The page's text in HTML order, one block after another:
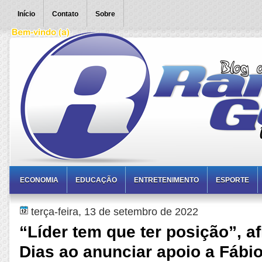
Início Contato Sobre
ECONOMIA EDUCAÇÃO ENTRETENIMENTO ESPORTE
terça-feira, 13 de setembro de 2022
“Líder tem que ter posição”,
Dias ao anunciar apoio a